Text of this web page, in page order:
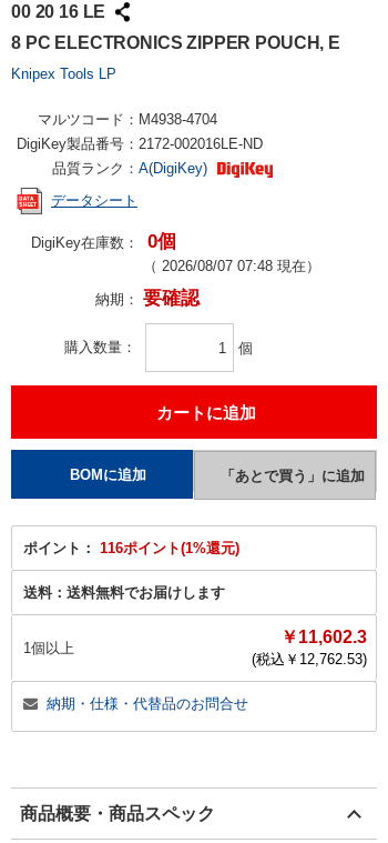
00 20 16 LE
8 PC ELECTRONICS ZIPPER POUCH, E
Knipex Tools LP
マルツコード： M4938-4704
DigiKey製品番号： 2172-002016LE-ND
品質ランク： A(DigiKey)
データシート
DigiKey在庫数： 0個
（ 2026/08/07 07:48 現在）
納期： 要確認
購入数量 個
ポイント： 116ポイント(1%還元)
送料： 送料無料でお届けします
1個以上
￥11,602.3
(税込￥ 12,762.53)
納期・仕様・代替品のお問合せ
商品概要・商品スペック